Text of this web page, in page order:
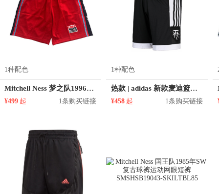
1种配色
Mitchell Ness 梦之队1996年SW复古球裤 男女同款 SMSHSB19103-USASCAR96
¥499 起 1条购买链接
1种配色
热款 | adidas 新款麦迪篮球运动短裤 DP4940
¥458 起 1条购买链接